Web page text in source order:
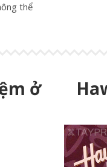
thể
ở